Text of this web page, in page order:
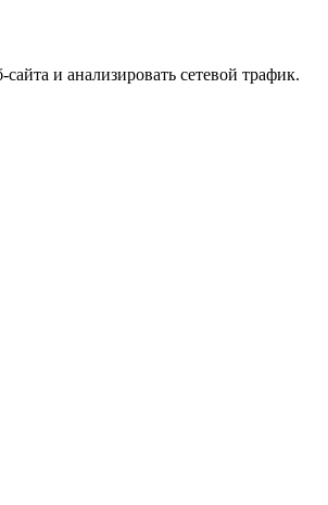
и анализировать сетевой трафик.